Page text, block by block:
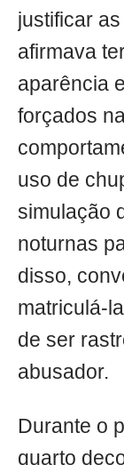
justificar
afirmava
aparência
forçados
uso de
simulação
noturnas
disso,
matriculá-
de ser
abusador.
Durante o
quarto